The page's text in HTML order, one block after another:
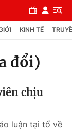
KINH TẾ
đổi)
chịu
luận tại tổ về